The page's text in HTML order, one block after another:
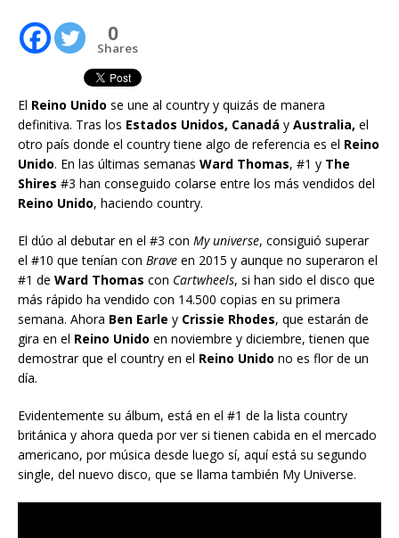
0
Shares
El Reino Unido se une al country y quizás de manera
definitiva. Tras los Estados Unidos, Canadá y Australia, el
otro país donde el country tiene algo de referencia es el Reino
Unido. En las últimas semanas Ward Thomas, #1 y The
Shires #3 han conseguido colarse entre los más vendidos del
Reino Unido, haciendo country.
El dúo al debutar en el #3 con My universe, consiguió superar
el #10 que tenían con Brave en 2015 y aunque no superaron el
#1 de Ward Thomas con Cartwheels, si han sido el disco que
más rápido ha vendido con 14.500 copias en su primera
semana. Ahora Ben Earle y Crissie Rhodes, que estarán de
gira en el Reino Unido en noviembre y diciembre, tienen que
demostrar que el country en el Reino Unido no es flor de un
día.
Evidentemente su álbum, está en el #1 de la lista country
británica y ahora queda por ver si tienen cabida en el mercado
americano, por música desde luego sí, aquí está su segundo
single, del nuevo disco, que se llama también My Universe.